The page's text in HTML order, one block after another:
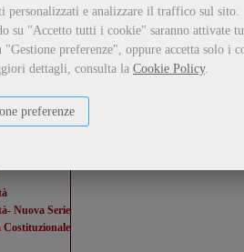
personalizzati e analizzare il traffico sul sito.
su "Accetto tutti i cookie" saranno attivate
"Gestione preferenze", oppure accetta solo i
dettagli, consulta la Cookie Policy.
preferenze
Inglese
Lingua E
Nuova Serie